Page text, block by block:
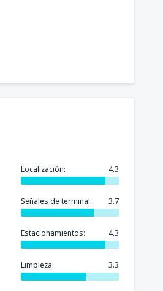
Localización: 4.3
Señales de terminal: 3.7
Estacionamientos: 4.3
Limpieza: 3.3